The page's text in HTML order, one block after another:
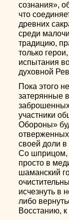
сознания»,
что
древних
среди
традицию,
только
испытания
духовной
Пока этого
затерянные
участники
Обороны»
своей доли
Со шприцом,
просто в
шаманский
исчезнуть в
либо
Восстанию,